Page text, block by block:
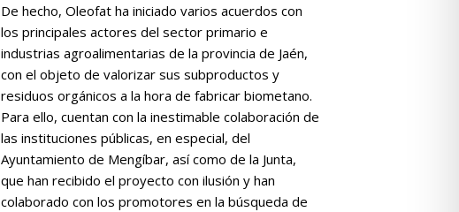
De hecho, Oleofat ha iniciado varios acuerdos con
los principales actores del sector primario e
industrias agroalimentarias de la provincia de Jaén,
con el objeto de valorizar sus subproductos y
residuos orgánicos a la hora de fabricar biometano.
Para ello, cuentan con la inestimable colaboración de
las instituciones públicas, en especial, del
Ayuntamiento de Mengíbar, así como de la Junta,
que han recibido el proyecto con ilusión y han
colaborado con los promotores en la búsqueda de